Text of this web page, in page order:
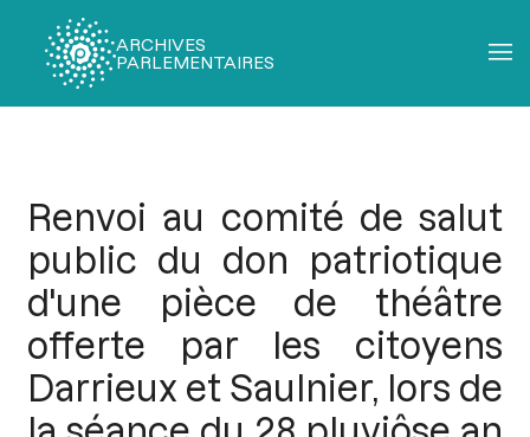
ARCHIVES
PARLEMENTAIRES
Renvoi au comité de salut
public du don patriotique
d'une pièce de théâtre
offerte par les citoyens
Darrieux et Saulnier, lors de